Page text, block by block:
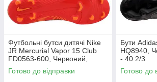
Футбольні бутси дитячі Nike
JR Mercurial Vapor 15 Club
FD0563-600, Червоний,
Розмір (EU) - 38
Готово до відправки
Бути
HQ8940,
- 40 2/3
Готово до